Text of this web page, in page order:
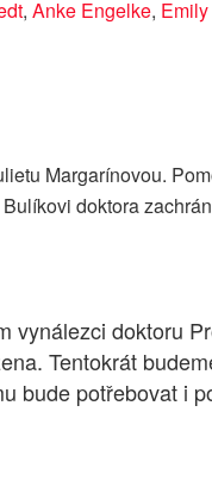
, Anke Engelke,
Margarínovou.
doktora
doktoru
Tentokrát
bude potřebovat i